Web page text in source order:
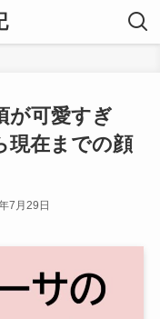
が可愛すぎ
現在までの顔
7月29日